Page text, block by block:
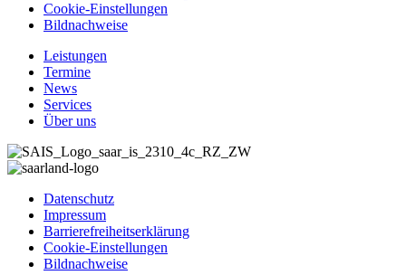
Cookie-Einstellungen
Bildnachweise
Leistungen
Termine
News
Services
Über uns
Datenschutz
Impressum
Barrierefreiheitserklärung
Cookie-Einstellungen
Bildnachweise